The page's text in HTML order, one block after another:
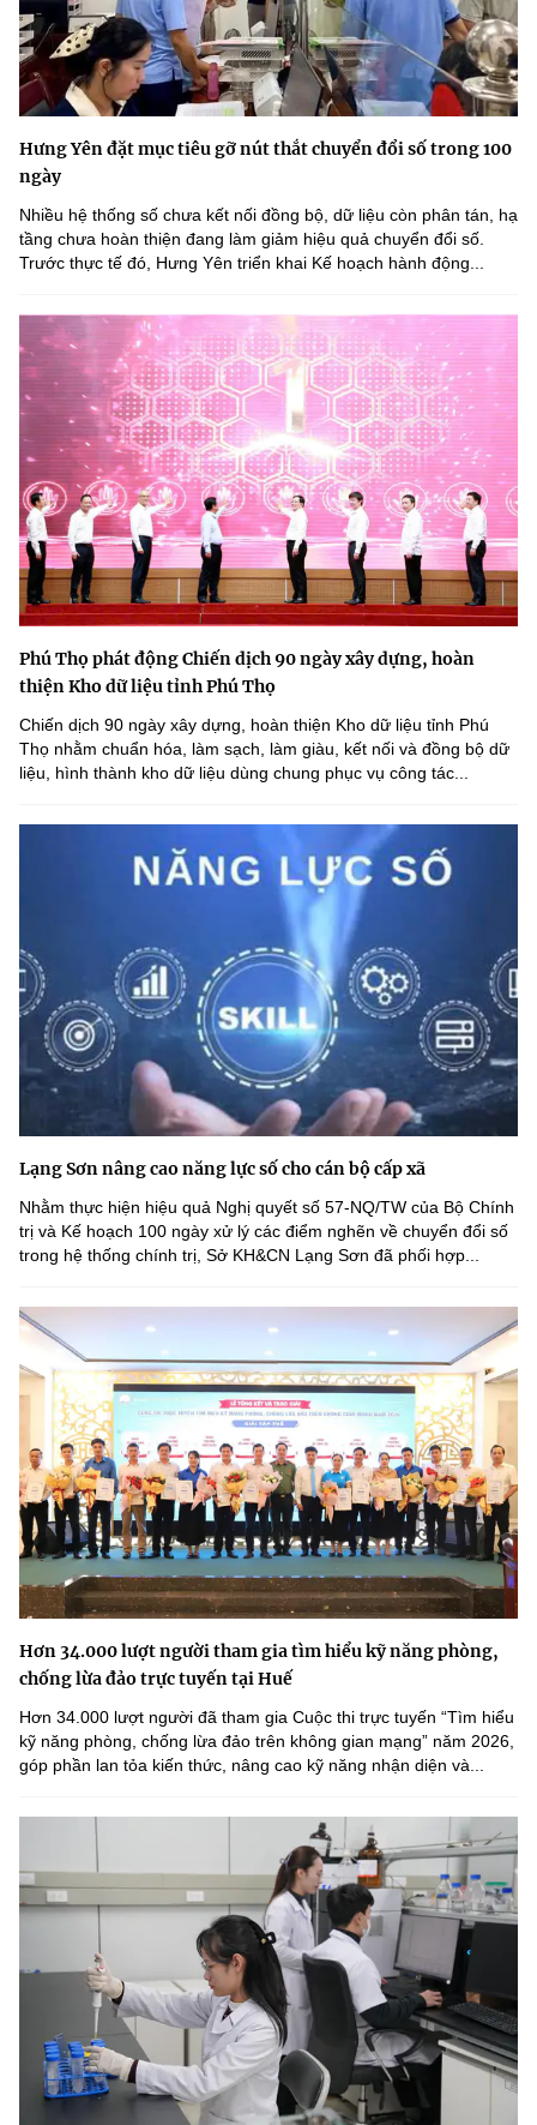
Hưng Yên đặt mục tiêu gỡ nút thắt chuyển đổi số trong 100
ngày
Nhiều hệ thống số chưa kết nối đồng bộ, dữ liệu còn phân tán, hạ
tầng chưa hoàn thiện đang làm giảm hiệu quả chuyển đổi số.
Trước thực tế đó, Hưng Yên triển khai Kế hoạch hành động...
Phú Thọ phát động Chiến dịch 90 ngày xây dựng, hoàn
thiện Kho dữ liệu tỉnh Phú Thọ
Chiến dịch 90 ngày xây dựng, hoàn thiện Kho dữ liệu tỉnh Phú
Thọ nhằm chuẩn hóa, làm sạch, làm giàu, kết nối và đồng bộ dữ
liệu, hình thành kho dữ liệu dùng chung phục vụ công tác...
Lạng Sơn nâng cao năng lực số cho cán bộ cấp xã
Nhằm thực hiện hiệu quả Nghị quyết số 57-NQ/TW của Bộ Chính
trị và Kế hoạch 100 ngày xử lý các điểm nghẽn về chuyển đổi số
trong hệ thống chính trị, Sở KH&CN Lạng Sơn đã phối hợp...
Hơn 34.000 lượt người tham gia tìm hiểu kỹ năng phòng,
chống lừa đảo trực tuyến tại Huế
Hơn 34.000 lượt người đã tham gia Cuộc thi trực tuyến “Tìm hiểu
kỹ năng phòng, chống lừa đảo trên không gian mạng” năm 2026,
góp phần lan tỏa kiến thức, nâng cao kỹ năng nhận diện và...